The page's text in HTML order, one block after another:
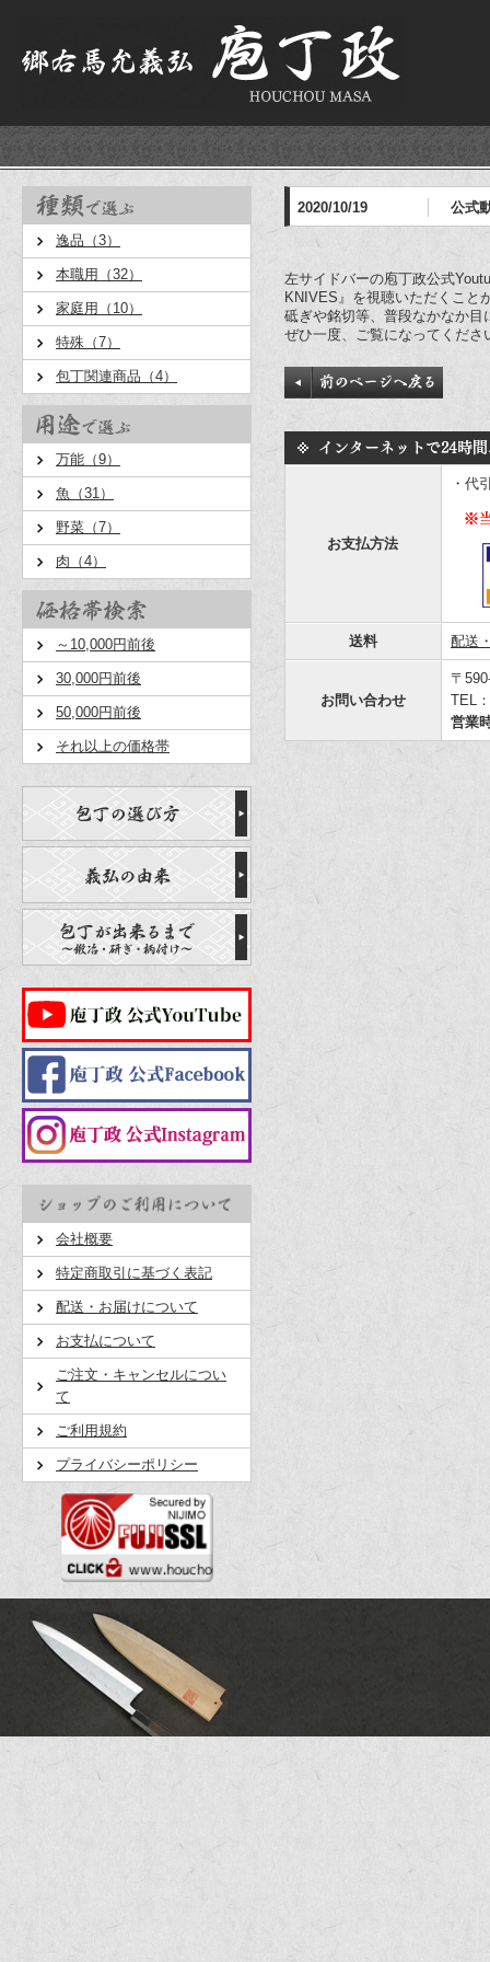
逸品（3）
本職用（32）
家庭用（10）
特殊（7）
包丁関連商品（4）
万能（9）
魚（31）
野菜（7）
肉（4）
～10,000円前後
30,000円前後
50,000円前後
それ以上の価格帯
会社概要
特定商取引に基づく表記
配送・お届けについて
お支払について
ご注文・キャンセルについ
て
ご利用規約
プライバシーポリシー
2020/10/19 公式
左サイドバーの庖丁政公式
KNIVES』を視聴いただくこと
砥ぎや銘切等、普段なかなか
ぜひ一度、ご覧になってくださ
お支払方法
・代
送料 配送
お問い合わせ
〒
TEL
営業